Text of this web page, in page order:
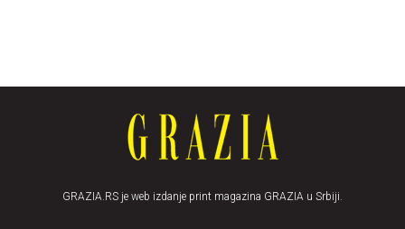
GRAZIA.RS je web izdanje print magazina GRAZIA u Srbiji.